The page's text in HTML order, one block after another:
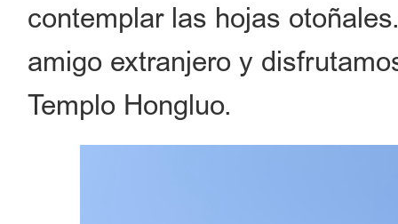
contemplar las hojas
amigo extranjero y
Templo Hongluo.